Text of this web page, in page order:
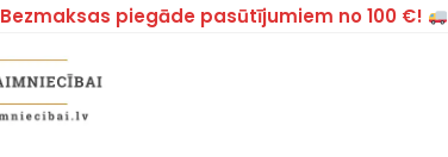
Bezmaksas piegāde pasūtījumiem no 100 €!